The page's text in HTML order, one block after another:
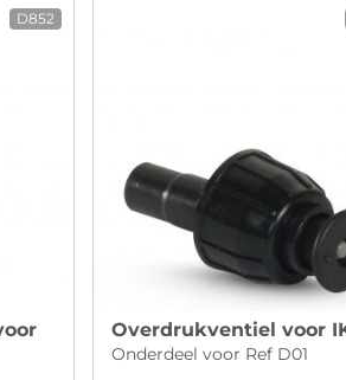
D852
Overdrukventiel voor
Onderdeel voor Ref D01